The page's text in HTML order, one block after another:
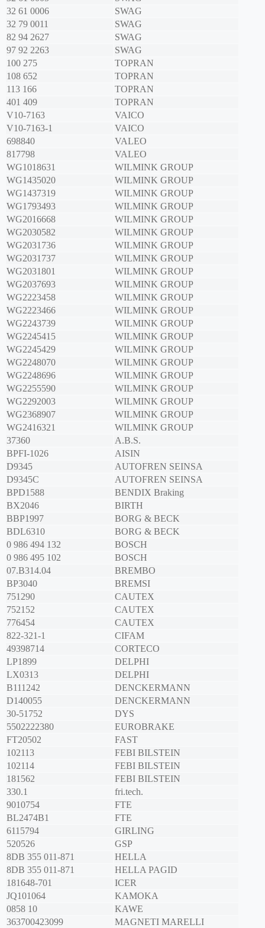
32 61 0006
SWAG
32 79 0011
SWAG
82 94 2627
SWAG
97 92 2263
SWAG
100 275
TOPRAN
108 652
TOPRAN
113 166
TOPRAN
401 409
TOPRAN
V10-7163
VAICO
V10-7163-1
VAICO
698840
VALEO
817798
VALEO
WG1018631
WILMINK GROUP
WG1435020
WILMINK GROUP
WG1437319
WILMINK GROUP
WG1793493
WILMINK GROUP
WG2016668
WILMINK GROUP
WG2030582
WILMINK GROUP
WG2031736
WILMINK GROUP
WG2031737
WILMINK GROUP
WG2031801
WILMINK GROUP
WG2037693
WILMINK GROUP
WG2223458
WILMINK GROUP
WG2223466
WILMINK GROUP
WG2243739
WILMINK GROUP
WG2245415
WILMINK GROUP
WG2245429
WILMINK GROUP
WG2248070
WILMINK GROUP
WG2248696
WILMINK GROUP
WG2255590
WILMINK GROUP
WG2292003
WILMINK GROUP
WG2368907
WILMINK GROUP
WG2416321
WILMINK GROUP
37360
A.B.S.
BPFI-1026
AISIN
D9345
AUTOFREN SEINSA
D9345C
AUTOFREN SEINSA
BPD1588
BENDIX Braking
BX2046
BIRTH
BBP1997
BORG & BECK
BDL6310
BORG & BECK
0 986 494 132
BOSCH
0 986 495 102
BOSCH
07.B314.04
BREMBO
BP3040
BREMSI
751290
CAUTEX
752152
CAUTEX
776454
CAUTEX
822-321-1
CIFAM
49398714
CORTECO
LP1899
DELPHI
LX0313
DELPHI
B111242
DENCKERMANN
D140055
DENCKERMANN
30-51752
DYS
5502222380
EUROBRAKE
FT20502
FAST
102113
FEBI BILSTEIN
102114
FEBI BILSTEIN
181562
FEBI BILSTEIN
330.1
fri.tech.
9010754
FTE
BL2474B1
FTE
6115794
GIRLING
520526
GSP
8DB 355 011-871
HELLA
8DB 355 011-871
HELLA PAGID
181648-701
ICER
JQ101064
KAMOKA
0858 10
KAWE
363700423099
MAGNETI MARELLI